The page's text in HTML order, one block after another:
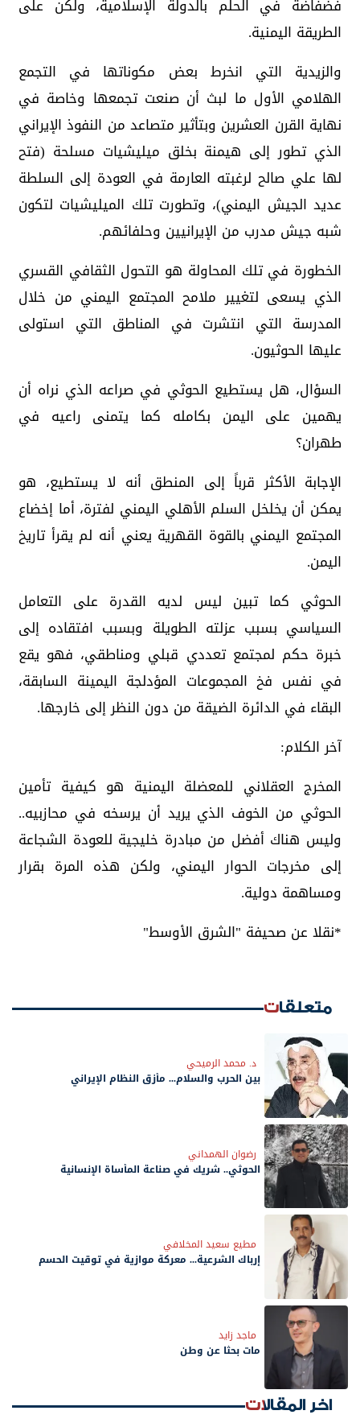
فضفاضة في الحلم بالدولة الإسلامية، ولكن على
الطريقة اليمنية.
والزيدية التي انخرط بعض مكوناتها في التجمع
الهلامي الأول ما لبث أن صنعت تجمعها وخاصة في
نهاية القرن العشرين وبتأثير متصاعد من النفوذ الإيراني
الذي تطور إلى هيمنة بخلق ميليشيات مسلحة (فتح
لها علي صالح لرغبته العارمة في العودة إلى السلطة
عديد الجيش اليمني)، وتطورت تلك الميليشيات لتكون
شبه جيش مدرب من الإيرانيين وحلفائهم.
الخطورة في تلك المحاولة هو التحول الثقافي القسري
الذي يسعى لتغيير ملامح المجتمع اليمني من خلال
المدرسة التي انتشرت في المناطق التي استولى
عليها الحوثيون.
السؤال، هل يستطيع الحوثي في صراعه الذي نراه أن
يهمين على اليمن بكامله كما يتمنى راعيه في
طهران؟
الإجابة الأكثر قرباً إلى المنطق أنه لا يستطيع، هو
يمكن أن يخلخل السلم الأهلي اليمني لفترة، أما إخضاع
المجتمع اليمني بالقوة القهرية يعني أنه لم يقرأ تاريخ
اليمن.
الحوثي كما تبين ليس لديه القدرة على التعامل
السياسي بسبب عزلته الطويلة وبسبب افتقاده إلى
خبرة حكم لمجتمع تعددي قبلي ومناطقي، فهو يقع
في نفس فخ المجموعات المؤدلجة اليمينة السابقة،
البقاء في الدائرة الضيقة من دون النظر إلى خارجها.
آخر الكلام:
المخرج العقلاني للمعضلة اليمنية هو كيفية تأمين
الحوثي من الخوف الذي يريد أن يرسخه في محازبيه..
وليس هناك أفضل من مبادرة خليجية للعودة الشجاعة
إلى مخرجات الحوار اليمني، ولكن هذه المرة بقرار
ومساهمة دولية.
*نقلا عن صحيفة "الشرق الأوسط"
متعلقات
د. محمد الرميحي
بين الحرب والسلام... مأزق النظام الإيراني
رضوان الهمداني
الحوثي.. شريك في صناعة المأساة الإنسانية
مطيع سعيد المخلافي
إرباك الشرعية... معركة موازية في توقيت الحسم
ماجد زايد
مات بحثًا عن وطن
اخر المقالات